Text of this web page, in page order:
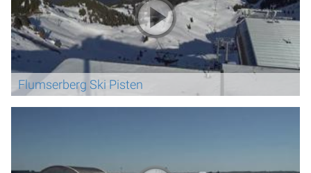
Flumserberg Ski Pisten